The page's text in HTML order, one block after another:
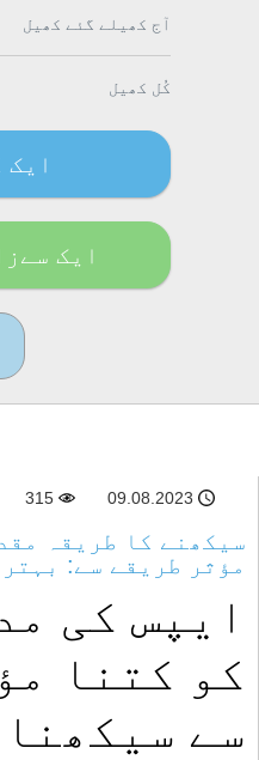
آج کھیلے گئے کھیل
کُل کھیل
ایک
ایک
09.08.2023
315
سیکھنے کا طریقہ
مؤثر طریقے سے:
ایپس کی
کو کتنا
سے